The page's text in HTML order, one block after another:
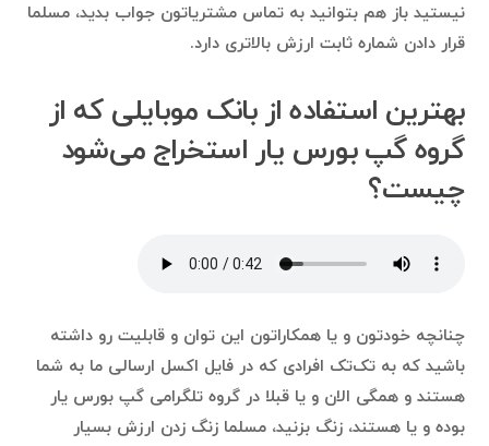
نیستید باز هم بتوانید به تماس مشتریاتون جواب بدید، مسلما
قرار دادن شماره ثابت ارزش بالاتری دارد.
بهترین استفاده‌ از بانک موبایلی که از
گروه گپ بورس یار استخراج می‌شود
چیست؟
چنانچه خودتون و یا همکاراتون این توان و قابلیت رو داشته
باشید که به تک‌تک افرادی که در فایل اکسل ارسالی ما به شما
هستند و همگی الان و یا قبلا در گروه تلگرامی گپ بورس یار
بوده و یا هستند، زنگ بزنید، مسلما زنگ زدن ارزش بسیار